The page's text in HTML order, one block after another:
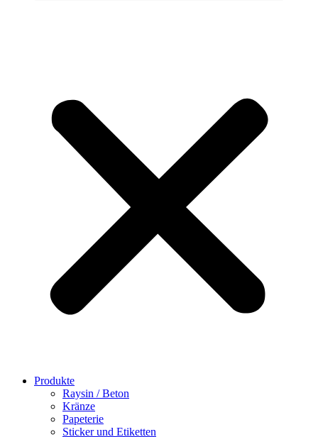
Produkte
Raysin / Beton
Kränze
Papeterie
Sticker und Etiketten